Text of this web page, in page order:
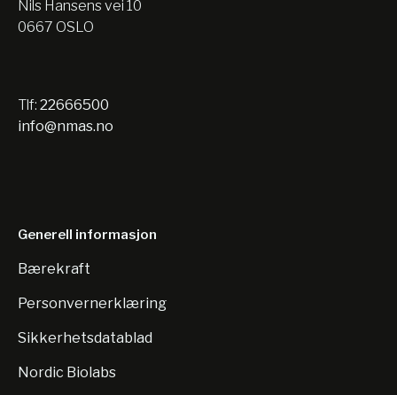
Nils Hansens vei 10
0667 OSLO
Tlf: 22666500
info@nmas.no
Generell informasjon
Bærekraft
Personvernerklæring
Sikkerhetsdatablad
Nordic Biolabs